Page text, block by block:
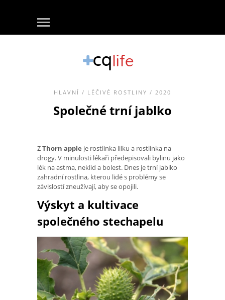
HLAVNÍ / LÉČIVÉ ROSTLINY / 2020
Společné trní jablko
ZThorn apple je rostlinka lilku a rostlinka na
drogy. V minulosti lékaři předepisovali bylinu jako
lék na astma, neklid a bolest. Dnes je trní jablko
zahradní rostlina, kterou lidé s problémy se
závislostí zneužívají, aby se opojili.
Výskyt a kultivace
společného stechapelu